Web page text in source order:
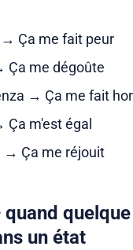
Ça me fait peur
Ça me dégoûte
→ Ça me fait
Ça m'est égal
→ Ça me réjouit
quand
un état